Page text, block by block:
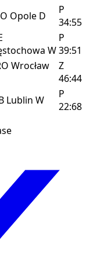
Opole D
P
34:55
W
P
39:51
Wrocław
Z
46:44
Lublin W
P
22:68